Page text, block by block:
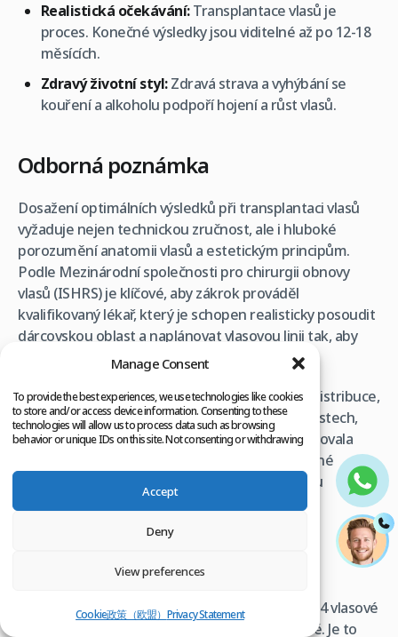
Manage Consent
To provide the best experiences, we use technologies like cookies
to store and/or access device information. Consenting to these
technologies will allow us to process data such as browsing
behavior or unique IDs on this site. Not consenting or withdrawing
Accept
Deny
View preferences
Cookie政策（欧盟） Privacy Statement
Realistická očekávání:Transplantace vlasů je
proces. Konečné výsledky jsou viditelné až po 12-18
měsících.
Zdravý životní styl:Zdravá strava a vyhýbání se
kouření a alkoholu podpoří hojení a růst vlasů.
Odborná poznámka
Dosažení optimálních výsledků při transplantaci vlasů
vyžaduje nejen technickou zručnost, ale i hluboké
porozumění anatomii vlasů a estetickým principům.
Podle Mezinárodní společnosti pro chirurgii obnovy
vlasů (ISHRS) je klíčové, aby zákrok prováděl
kvalifikovaný lékař, který je schopen realisticky posoudit
dárcovskou oblast a naplánovat vlasovou linii tak, aby
vypadala přirozeně i v budoucnu.
Konkrétně pro 3000 štěpů je zásadní precizní distribuce,
aby se maximalizovala hustota v kritických oblastech,
jako jsou kouty a přední linie, a zároveň se zachovala
přirozená tloušťka v dárcovské oblasti. Přehnané
odběry z dárcovské oblasti mohou vést k jejímu
trvalému poškození a nepřirozenému vzhledu.
Základní pojmy
Štěp (Graft):Jednotka vlasu obsahující 1 až 4 vlasové
folikuly, mazovou žlázu a malý kousek tkáně. Je to